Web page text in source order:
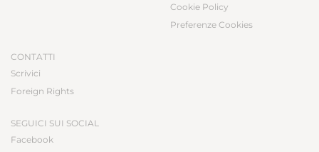
Cookie Policy
Preferenze Cookies
CONTATTI
Scrivici
Foreign Rights
SEGUICI SUI SOCIAL
Facebook